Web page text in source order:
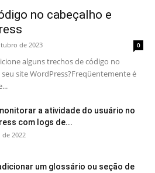
no cabeçalho e
de 2023 0
alguns trechos de código no
site WordPress?Freqüentemente é
a atividade do usuário no
com logs de...
2022
um glossário ou seção de